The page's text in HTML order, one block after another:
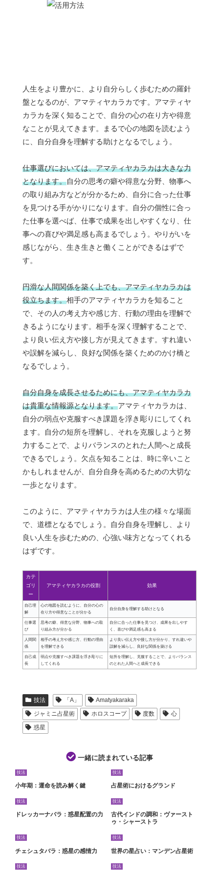
人生をより豊かに、より自分らしく歩むための羅針
盤となるのが、アマティヤカラカです。アマティヤ
カラカを深く知ることで、自分の心の在り方や得意
なことが見えてきます。まるで心の地図を読むよう
に、自分自身を理解する助けとなるでしょう。
仕事選びにおいては、アマティヤカラカは大きな力
となります。自分の思考の癖や得意な分野、物事へ
の取り組み方などが分かるため、自分に合った仕事
を見つける手がかりになります。自分の個性に合っ
た仕事を選べば、仕事で成果を出しやすくなり、仕
事への喜びや満足感も高まるでしょう。やりがいを
感じながら、生き生きと働くことができるはずで
す。
円滑な人間関係を築く上でも、アマティヤカラカは
役立ちます。相手のアマティヤカラカを知ること
で、その人の考え方や感じ方、行動の理由を理解で
きるようになります。相手を深く理解することで、
より良い伝え方や接し方が見えてきます。すれ違い
や誤解を減らし、良好な関係を築くためのかけ橋と
なるでしょう。
自分自身を成長させるためにも、アマティヤカラカ
は貴重な情報源となります。アマティヤカラカは、
自分の弱点や克服すべき課題を浮き彫りにしてくれ
ます。自分の短所を理解し、それを克服しようと努
力することで、よりバランスのとれた人間へと成長
できるでしょう。欠点を知ることは、時に辛いこと
かもしれませんが、自分自身を高めるための大切な
一歩となります。
このように、アマティヤカラカは人生の様々な場面
で、道標となるでしょう。自分自身を理解し、より
良い人生を歩むための、心強い味方となってくれる
はずです。
カテ
ゴリ
ー
アマティヤカラカの役割 効果
自己理
解
心の地図を読むように、自分の心の
在り方や得意なことが分かる
自分自身を理解する助けとなる
仕事選
び
思考の癖、得意な分野、物事への取
り組み方が分かる
自分に合った仕事を見つけ、成果を出しやす
く、喜びや満足感も高まる
人間関
係
相手の考え方や感じ方、行動の理由
を理解できる
より良い伝え方や接し方が分かり、すれ違いや
誤解を減らし、良好な関係を築ける
自己成
長
弱点や克服すべき課題を浮き彫りに
してくれる
短所を理解し、克服することで、よりバランス
のとれた人間へと成長できる
技法 「A」
Amatyakaraka
ジャミニ占星術
ホロスコープ 度数
心
惑星
一緒に読まれている記事
技法
小年期：運命を読み解く鍵
技法
占星術におけるグランド
技法
ドレッカーナバラ：惑星配置の力
技法
古代インドの調和：ヴァースト
ゥ・シャーストラ
技法
チェシュタバラ：惑星の感情力
技法
世界の星占い：マンデン占星術
技法 技法